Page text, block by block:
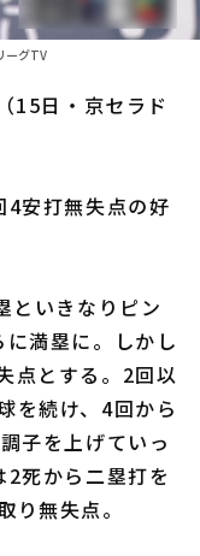
ーグTV
15日・京セラド
4安打無失点の好
といきなりピン
満塁に。しかし
点とする。2回以
を続け、4回から
子を上げていっ
死から二塁打を
無失点。